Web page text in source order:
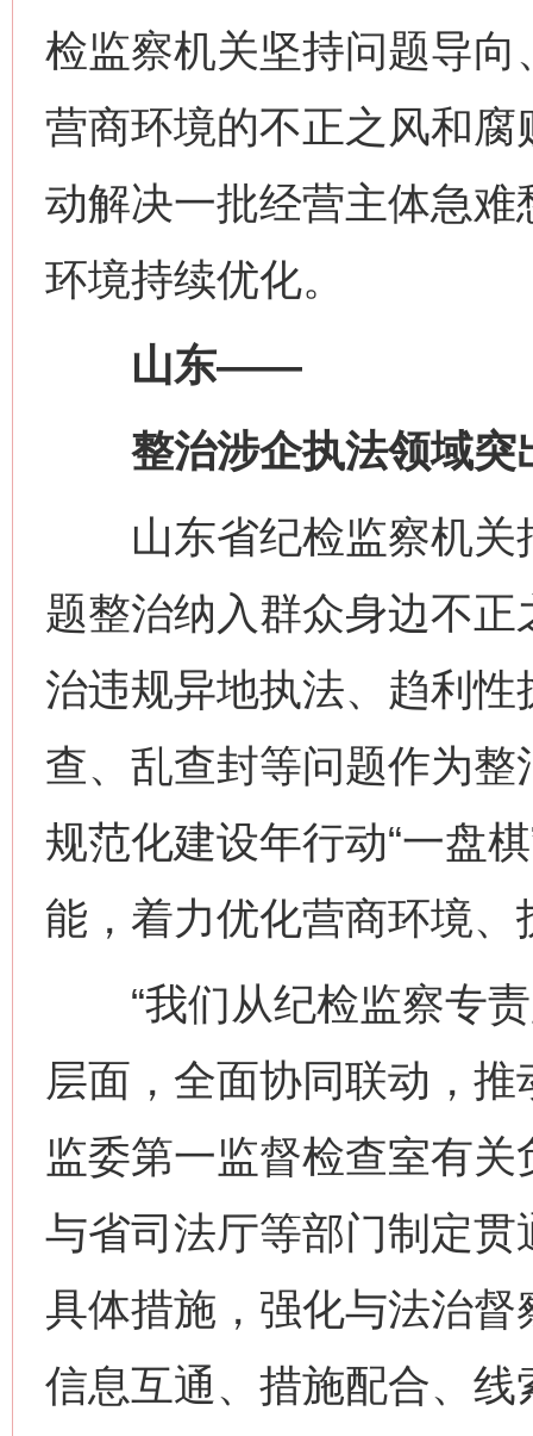
检监察机关坚持问题导
营商环境的不正之风和
动解决一批经营主体急
环境持续优化。
山东——
整治涉企执法领域突
山东省纪检监察机关
题整治纳入群众身边不
治违规异地执法、趋利
查、乱查封等问题作为
规范化建设年行动“一盘
能，着力优化营商环境、
“我们从纪检监察专责
层面，全面协同联动，
监委第一监督检查室有
与省司法厅等部门制定
具体措施，强化与法治
信息互通、措施配合、